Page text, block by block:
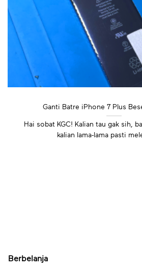
Ganti Batre iPhone 7 Plus
Hai sobat KGC! Kalian tau gak sih,
kalian lama-lama pasti
Berbelanja